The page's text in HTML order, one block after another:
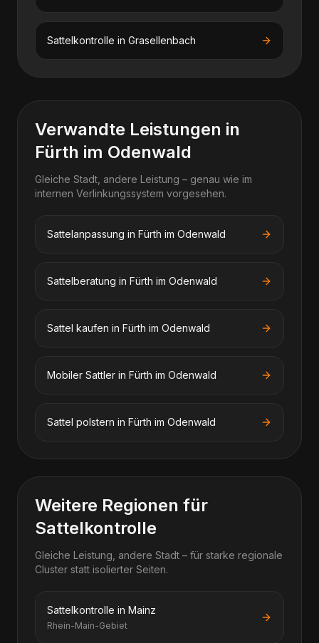
Sattelkontrolle in Grasellenbach
Verwandte Leistungen in
Fürth im Odenwald
Gleiche Stadt, andere Leistung – genau wie im
internen Verlinkungssystem vorgesehen.
Sattelanpassung in Fürth im Odenwald
Sattelberatung in Fürth im Odenwald
Sattel kaufen in Fürth im Odenwald
Mobiler Sattler in Fürth im Odenwald
Sattel polstern in Fürth im Odenwald
Weitere Regionen für
Sattelkontrolle
Gleiche Leistung, andere Stadt – für starke regionale
Cluster statt isolierter Seiten.
Sattelkontrolle in Mainz
Rhein-Main-Gebiet